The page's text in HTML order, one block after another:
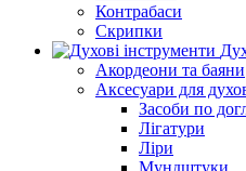
Контрабаси
Скрипки
Акордеони та баяни
Аксесуари для
Засоби по
Лігатури
Ліри
Мундштуки